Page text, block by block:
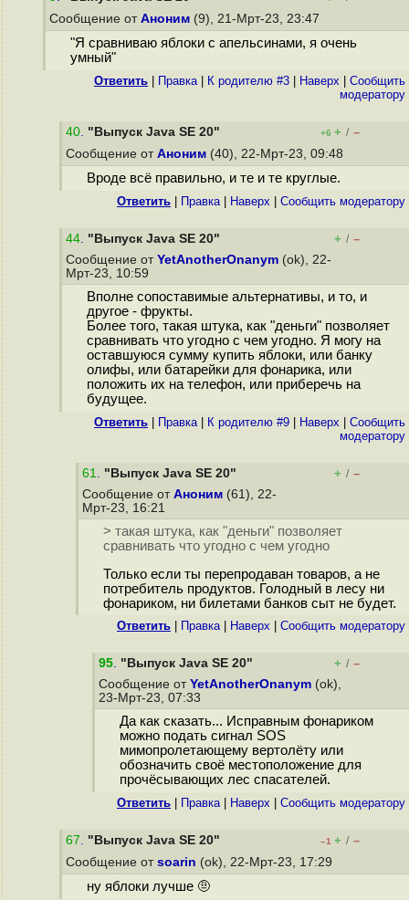
Сообщение от Аноним (9), 21-Мрт-23, 23:47
"Я сравниваю яблоки с апельсинами, я очень
умный"
Ответить Правка| К родителю #3 Наверх
Cообщить
модератору
40. "Выпуск Java SE 20" +6 + / –
Сообщение от Аноним (40), 22-Мрт-23, 09:48
Вроде всё правильно, и те и те круглые.
Ответить Правка| Наверх Cообщить модератору
44. "Выпуск Java SE 20" + / –
Сообщение от YetAnotherOnanym (ok), 22-
Мрт-23, 10:59
Вполне сопоставимые альтернативы, и то, и
другое - фрукты.
Более того, такая штука, как "деньги" позволяет
сравнивать что угодно с чем угодно. Я могу на
оставшуюся сумму купить яблоки, или банку
олифы, или батарейки для фонарика, или
положить их на телефон, или приберечь на
будущее.
Ответить Правка| К родителю #9 Наверх
Cообщить
модератору
61. "Выпуск Java SE 20" + / –
Сообщение от Аноним (61), 22-
Мрт-23, 16:21
> такая штука, как "деньги" позволяет
сравнивать что угодно с чем угодно
Только если ты перепродаван товаров, а не
потребитель продуктов. Голодный в лесу ни
фонариком, ни билетами банков сыт не будет.
Ответить Правка| Наверх Cообщить модератору
95. "Выпуск Java SE 20" + / –
Сообщение от YetAnotherOnanym (ok),
23-Мрт-23, 07:33
Да как сказать... Исправным фонариком
можно подать сигнал SOS
мимопролетающему вертолёту или
обозначить своё местоположение для
прочёсывающих лес спасателей.
Ответить Правка| Наверх Cообщить модератору
67. "Выпуск Java SE 20" –1 + / –
Сообщение от soarin (ok), 22-Мрт-23, 17:29
ну яблоки лучше 🤨